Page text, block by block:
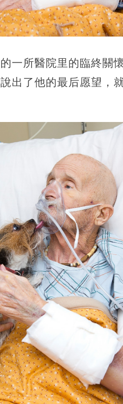
一所醫院里的臨終關
出了他的最后愿望，